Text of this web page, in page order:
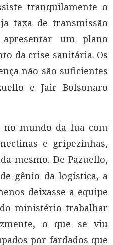
tranquilamente o
taxa de transmissão
um plano
da crise sanitária. Os
não são suficientes
e Jair Bolsonaro
no mundo da lua com
e gripezinhas,
mesmo. De Pazuello,
gênio da logística, a
deixasse a equipe
ministério trabalhar
o que se viu
por fardados que